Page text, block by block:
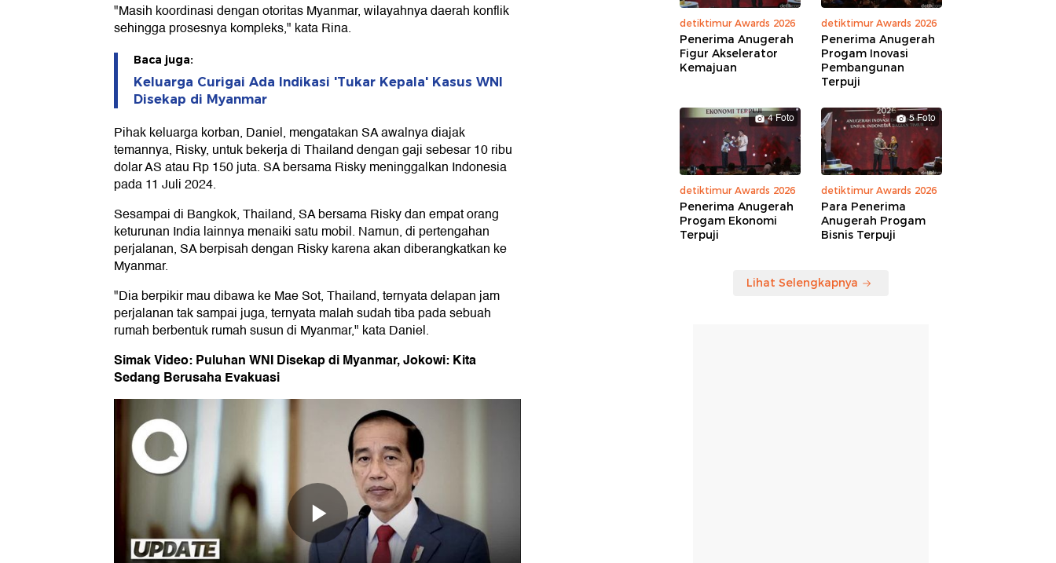
"Masih koordinasi dengan otoritas Myanmar, wilayahnya daerah konflik
sehingga prosesnya kompleks," kata Rina.
Baca juga:
Keluarga Curigai Ada Indikasi 'Tukar Kepala' Kasus WNI
Disekap di Myanmar
Pihak keluarga korban, Daniel, mengatakan SA awalnya diajak
temannya, Risky, untuk bekerja di Thailand dengan gaji sebesar 10 ribu
dolar AS atau Rp 150 juta. SA bersama Risky meninggalkan Indonesia
pada 11 Juli 2024.
Sesampai di Bangkok, Thailand, SA bersama Risky dan empat orang
keturunan India lainnya menaiki satu mobil. Namun, di pertengahan
perjalanan, SA berpisah dengan Risky karena akan diberangkatkan ke
Myanmar.
"Dia berpikir mau dibawa ke Mae Sot, Thailand, ternyata delapan jam
perjalanan tak sampai juga, ternyata malah sudah tiba pada sebuah
rumah berbentuk rumah susun di Myanmar," kata Daniel.
Simak Video: Puluhan WNI Disekap di Myanmar, Jokowi: Kita
Sedang Berusaha Evakuasi
detiktimur Awards 2026
Penerima Anugerah
Figur Akselerator
Kemajuan
detiktimur Awards 2026
Penerima Anugerah
Progam Inovasi
Pembangunan
Terpuji
4 Foto
detiktimur Awards 2026
Penerima Anugerah
Progam Ekonomi
Terpuji
5 Foto
detiktimur Awards 2026
Para Penerima
Anugerah Progam
Bisnis Terpuji
Lihat Selengkapnya